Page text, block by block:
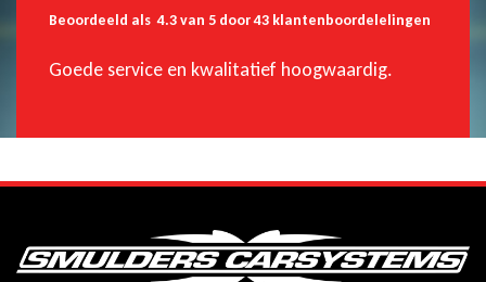
Beoordeeld als 4.3 van 5 door 43 klantenboordelelingen
Goede service en kwalitatief hoogwaardig.